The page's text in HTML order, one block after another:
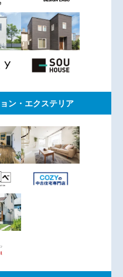
ン・エクステリア